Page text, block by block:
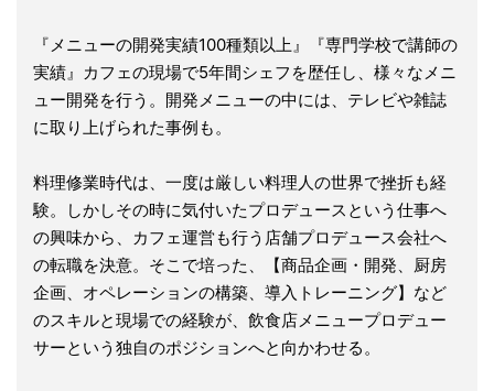
『メニューの開発実績100種類以上』『専門学校で講師の
実績』カフェの現場で5年間シェフを歴任し、様々なメニ
ュー開発を行う。開発メニューの中には、テレビや雑誌
に取り上げられた事例も。
料理修業時代は、一度は厳しい料理人の世界で挫折も経
験。しかしその時に気付いたプロデュースという仕事へ
の興味から、カフェ運営も行う店舗プロデュース会社へ
の転職を決意。そこで培った、【商品企画・開発、厨房
企画、オペレーションの構築、導入トレーニング】など
のスキルと現場での経験が、飲食店メニュープロデュー
サーという独自のポジションへと向かわせる。